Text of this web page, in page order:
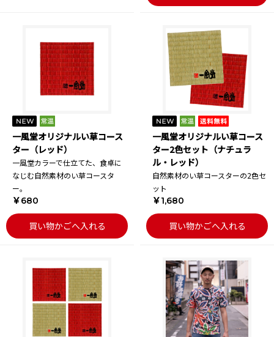
一風堂オリジナルい草コース
ター（レッド）
一風堂カラーで仕立てた、食卓に
なじむ自然素材のい草コースタ
ー。
￥680
買い物かごへ入れる
一風堂オリジナルい草コース
ター2色セット（ナチュラ
ル・レッド）
自然素材のい草コースターの2色セ
ット
￥1,680
買い物かごへ入れる